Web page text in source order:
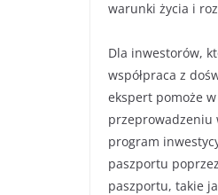
warunki życia i
Dla inwestorów,
współpraca z
ekspert pomoże
przeprowadzeniu
program
paszportu
paszportu, takie